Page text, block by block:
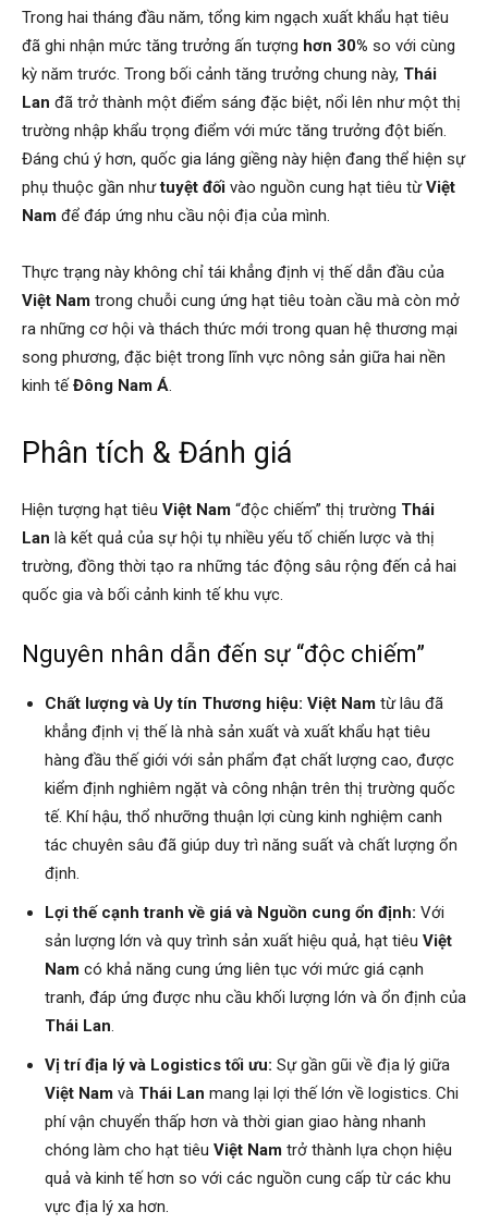
Trong hai tháng đầu năm, tổng kim ngạch xuất khẩu hạt tiêu
đã ghi nhận mức tăng trưởng ấn tượng hơn 30% so với cùng
kỳ năm trước. Trong bối cảnh tăng trưởng chung này, Thái
Lan đã trở thành một điểm sáng đặc biệt, nổi lên như một thị
trường nhập khẩu trọng điểm với mức tăng trưởng đột biến.
Đáng chú ý hơn, quốc gia láng giềng này hiện đang thể hiện sự
phụ thuộc gần nhưtuyệt đối vào nguồn cung hạt tiêu từViệt
Nam để đáp ứng nhu cầu nội địa của mình.
Thực trạng này không chỉ tái khẳng định vị thế dẫn đầu của
Việt Nam trong chuỗi cung ứng hạt tiêu toàn cầu mà còn mở
ra những cơ hội và thách thức mới trong quan hệ thương mại
song phương, đặc biệt trong lĩnh vực nông sản giữa hai nền
kinh tếĐông Nam Á.
Phân tích & Đánh giá
Hiện tượng hạt tiêu Việt Nam “độc chiếm” thị trường Thái
Lan là kết quả của sự hội tụ nhiều yếu tố chiến lược và thị
trường, đồng thời tạo ra những tác động sâu rộng đến cả hai
quốc gia và bối cảnh kinh tế khu vực.
Nguyên nhân dẫn đến sự “độc chiếm”
Chất lượng và Uy tín Thương hiệu: Việt Nam từ lâu đã
khẳng định vị thế là nhà sản xuất và xuất khẩu hạt tiêu
hàng đầu thế giới với sản phẩm đạt chất lượng cao, được
kiểm định nghiêm ngặt và công nhận trên thị trường quốc
tế. Khí hậu, thổ nhưỡng thuận lợi cùng kinh nghiệm canh
tác chuyên sâu đã giúp duy trì năng suất và chất lượng ổn
định.
Lợi thế cạnh tranh về giá và Nguồn cung ổn định: Với
sản lượng lớn và quy trình sản xuất hiệu quả, hạt tiêu Việt
Nam có khả năng cung ứng liên tục với mức giá cạnh
tranh, đáp ứng được nhu cầu khối lượng lớn và ổn định của
Thái Lan.
Vị trí địa lý và Logistics tối ưu: Sự gần gũi về địa lý giữa
Việt Nam và Thái Lan mang lại lợi thế lớn về logistics. Chi
phí vận chuyển thấp hơn và thời gian giao hàng nhanh
chóng làm cho hạt tiêu Việt Nam trở thành lựa chọn hiệu
quả và kinh tế hơn so với các nguồn cung cấp từ các khu
vực địa lý xa hơn.